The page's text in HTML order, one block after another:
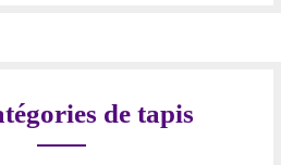
de tapis